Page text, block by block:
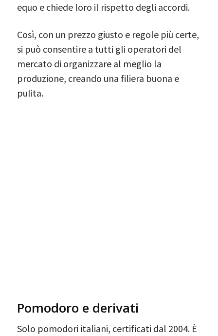
equo e chiede loro il rispetto degli accordi.
Così, con un prezzo giusto e regole più certe,
si può consentire a tutti gli operatori del
mercato di organizzare al meglio la
produzione, creando una filiera buona e
pulita.
Pomodoro e derivati
Solo pomodori italiani, certificati dal 2004. È